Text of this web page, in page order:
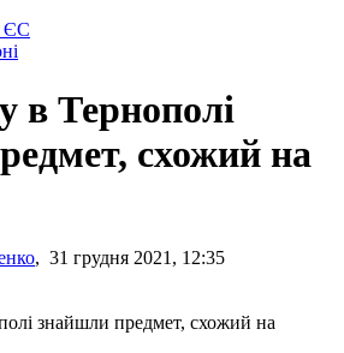
ЄС
в Тернополі
схожий на
, 31 грудня 2021, 12:35